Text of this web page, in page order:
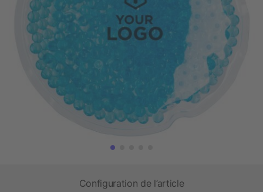
Configuration de l’article